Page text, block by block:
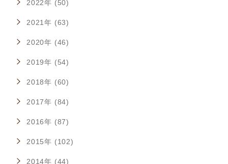
2022年 (50)
2021年 (63)
2020年 (46)
2019年 (54)
2018年 (60)
2017年 (84)
2016年 (87)
2015年 (102)
2014年 (44)